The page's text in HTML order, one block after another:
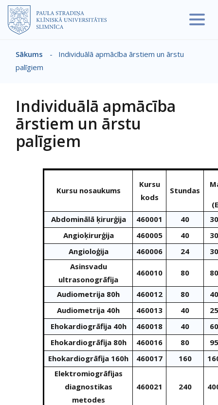
Pārlekt uz galveno saturu
Atpakaļceļš
Sākums -
Individuālā apmācība ārstiem un ārstu
palīgiem
Individuālā apmācība
ārstiem un ārstu
palīgiem
Kursu nosaukums
Kursu
kods
Stundas
(
Abdominālā ķirurģija
460001 40
Angioķirurģija
460005 40
Angioloģija
460006 24
Asinsvadu
ultrasonogrāfija
460010 80
Audiometrija 80h 460012 80
Audiometrija 40h
460013 40
Ehokardiogrāfija 40h
460018 40
Ehokardiogrāfija 80h
460016 80
Ehokardiogrāfija 160h
460017 160
Elektromiogrāfijas
diagnostikas
metodes
460021 240